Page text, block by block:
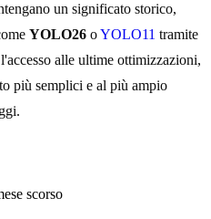
un significato storico,
YOLO26 oYOLO11 tramite
alle ultime ottimizzazioni,
più semplici e al più ampio
scorso